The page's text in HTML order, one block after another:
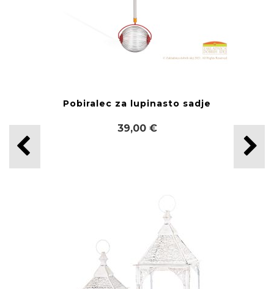
Pobiralec za lupinasto sadje
39,00 €